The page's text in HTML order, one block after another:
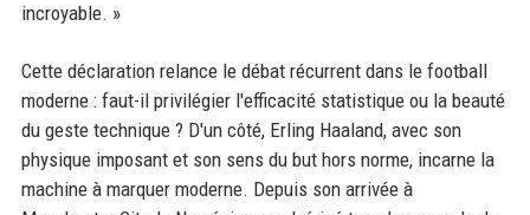
incroyable. »
Cette déclaration relance le débat récurrent dans le football
moderne : faut-il privilégier l'efficacité statistique ou la beauté
du geste technique ? D'un côté, Erling Haaland, avec son
physique imposant et son sens du but hors norme, incarne la
machine à marquer moderne. Depuis son arrivée à